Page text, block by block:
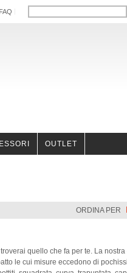
FAQ
OUTLET
ORDINA PER
quello che fa per te. La
le cui misure eccedono di